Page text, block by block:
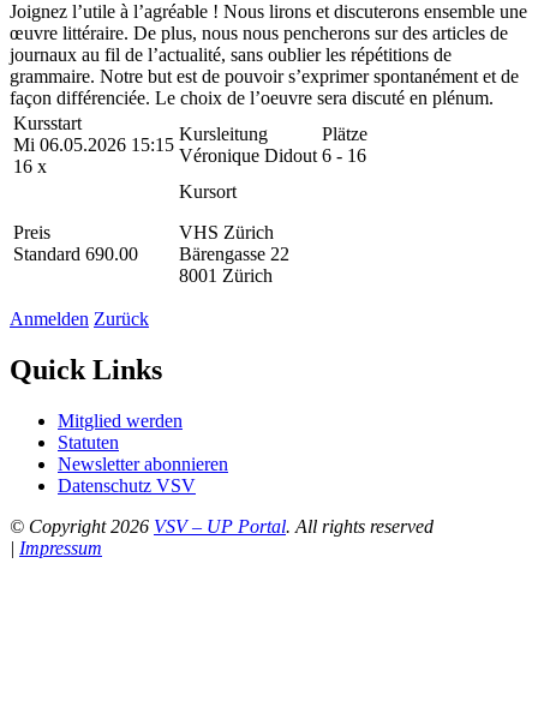
Joignez l’utile à l’agréable ! Nous lirons et discuterons ensemble une
œuvre littéraire. De plus, nous nous pencherons sur des articles de
journaux au fil de l’actualité, sans oublier les répétitions de
grammaire. Notre but est de pouvoir s’exprimer spontanément et de
façon différenciée. Le choix de l’oeuvre sera discuté en plénum.
Kursstart
Mi 06.05.2026 15:15
16 x
Kursleitung
Véronique Didout
Plätze
6 - 16
Preis
Standard 690.00
Kursort
VHS Zürich
Bärengasse 22
8001 Zürich
Anmelden Zurück
Quick Links
Mitglied werden
Statuten
Newsletter abonnieren
Datenschutz VSV
© Copyright 2026 VSV – UP Portal. All rights reserved
| Impressum